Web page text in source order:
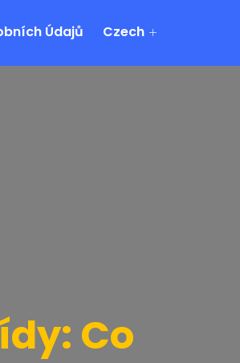
Údajů Czech
Co